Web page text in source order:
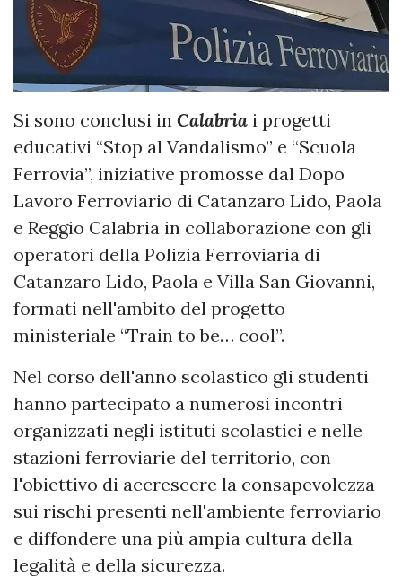
Si sono conclusi in Calabria i progetti
educativi “Stop al Vandalismo” e “Scuola
Ferrovia”, iniziative promosse dal Dopo
Lavoro Ferroviario di Catanzaro Lido, Paola
e Reggio Calabria in collaborazione con gli
operatori della Polizia Ferroviaria di
Catanzaro Lido, Paola e Villa San Giovanni,
formati nell'ambito del progetto
ministeriale “Train to be… cool”.
Nel corso dell'anno scolastico gli studenti
hanno partecipato a numerosi incontri
organizzati negli istituti scolastici e nelle
stazioni ferroviarie del territorio, con
l'obiettivo di accrescere la consapevolezza
sui rischi presenti nell'ambiente ferroviario
e diffondere una più ampia cultura della
legalità e della sicurezza.